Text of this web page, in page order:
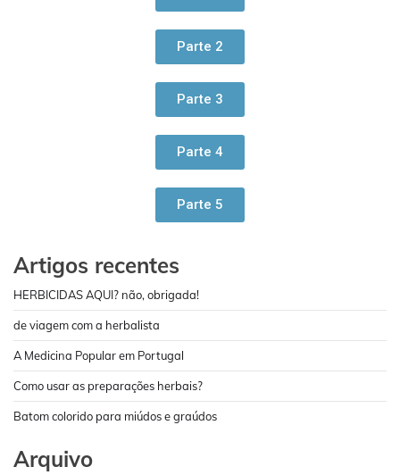
Parte 2
Parte 3
Parte 4
Parte 5
Artigos recentes
HERBICIDAS AQUI? não, obrigada!
de viagem com a herbalista
A Medicina Popular em Portugal
Como usar as preparações herbais?
Batom colorido para miúdos e graúdos
Arquivo